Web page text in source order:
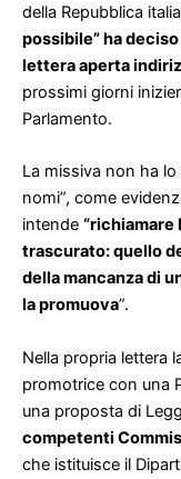
della Repubblica
possibile” ha
lettera aperta
prossimi giorni
Parlamento.
La missiva non ha
nomi”, come
intende “richiamare
trascurato: quello
della mancanza di
la promuova”.
Nella propria lettera
promotrice con una
una proposta di
competenti
che istituisce il